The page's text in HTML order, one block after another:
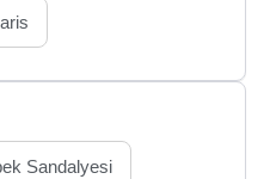
Sandalyesi